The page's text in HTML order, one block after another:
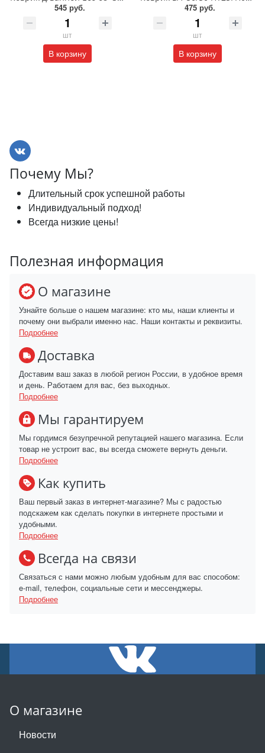
545 руб.
шт
В корзину
475 руб.
шт
В корзину
Почему Мы?
Длительный срок успешной работы
Индивидуальный подход!
Всегда низкие цены!
Полезная информация
О магазине
Узнайте больше о нашем магазине: кто мы, наши клиенты и
почему они выбрали именно нас. Наши контакты и реквизиты.
Подробнее
Доставка
Доставим ваш заказ в любой регион России, в удобное время
и день. Работаем для вас, без выходных.
Подробнее
Мы гарантируем
Мы гордимся безупречной репутацией нашего магазина. Если
товар не устроит вас, вы всегда сможете вернуть деньги.
Подробнее
Как купить
Ваш первый заказ в интернет-магазине? Мы с радостью
подскажем как сделать покупки в интернете простыми и
удобными.
Подробнее
Всегда на связи
Связаться с нами можно любым удобным для вас способом:
e-mail, телефон, социальные сети и мессенджеры.
Подробнее
О магазине
Новости